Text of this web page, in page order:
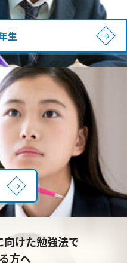
生
けた勉強法で
方へ